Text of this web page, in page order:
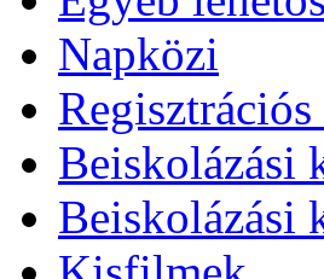
Napközi
Beiskolázási
Beiskolázási